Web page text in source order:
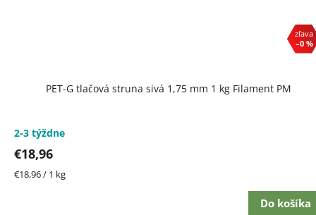
–0 %
PET-G tlačová struna sivá 1,75 mm 1 kg Filament PM
2-3 týždne
€18,96
Jednotková
€18,96 / 1 kg
Do košíka